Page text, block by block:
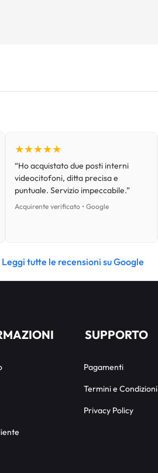
★★★★★
“Ho acquistato due posti interni
videocitofoni, ditta precisa e
puntuale. Servizio impeccabile.”
Acquirente verificato • Google
Leggi tutte le recensioni su Google
SUPPORTO
Pagamenti
Termini e Condizioni
Privacy Policy